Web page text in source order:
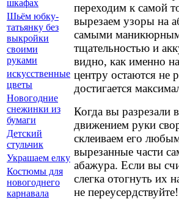
переходим к самой
вырезаем узоры на
самыми
тщательностью и
видно, как именно
центру остаются не
достигается
Когда вы разрезали
движением руки
склеиваем его
вырезанные части
абажура. Если вы
слегка отогнуть их
не переусердствуйте!
шкафах
Шьём юбку-
татьянку без
выкройки
своими
руками
искусственные
цветы
Новогодние
снежинки из
бумаги
Детский
стульчик
Украшаем елку
Костюмы для
новогоднего
карнавала